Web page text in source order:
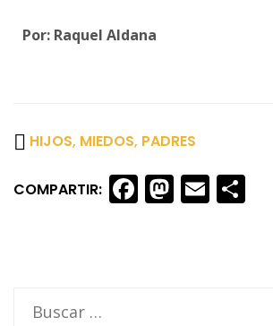
Por: Raquel Aldana
HIJOS, MIEDOS, PADRES
COMPARTIR: Facebook
Email